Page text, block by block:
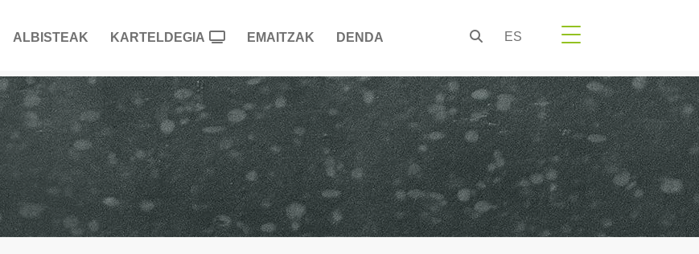
ALBISTEAK KARTELDEGIA EMAITZAK DENDA ES